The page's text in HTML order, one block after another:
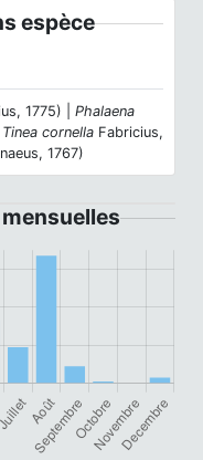
espèce
1775) | Phalaena
Tinea cornella Fabricius,
1767)